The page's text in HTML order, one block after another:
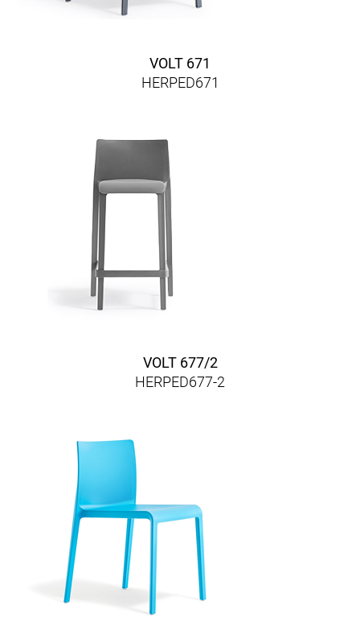
VOLT 671
HERPED671
VOLT 677/2
HERPED677-2